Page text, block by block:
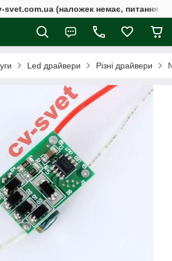
svet.com.ua (наложек немає, питання у
Led драйвери Різні драйвери